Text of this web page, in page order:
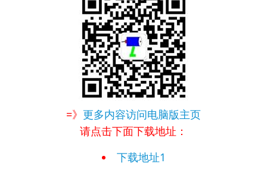
=》 更多内容访问电脑版主页
请点击下面下载地址：
下载地址1